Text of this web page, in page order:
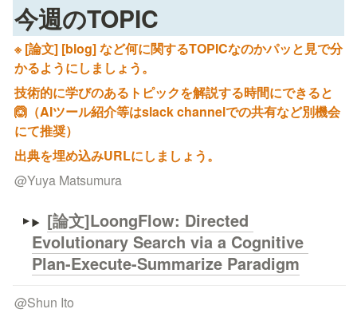
今週のTOPIC
※ [論文] [blog] など何に関するTOPICなのかパッと見で分
かるようにしましょう。
技術的に学びのあるトピックを解説する時間にできると
🙆（AIツール紹介等はslack channelでの共有など別機会
にて推奨）
出典を埋め込みURLにしましょう。
@Yuya Matsumura
[論文]LoongFlow: Directed
Evolutionary Search via a Cognitive
@Shun Ito